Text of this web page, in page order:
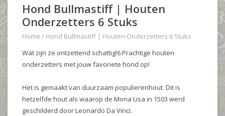
Hond Bullmastiff | Houten
Onderzetters 6 Stuks
Home / Hond Bullmastiff | Houten Onderzetters 6 Stuks
Wat zijn ze ontzettend schattig!6 Prachtige houten
onderzetters met jouw favoriete hond op!
Het is gemaakt van duurzaam populierenhout. Dit is
hetzelfde hout als waarop de Mona Lisa in 1503 werd
geschilderd door Leonardo Da Vinci.